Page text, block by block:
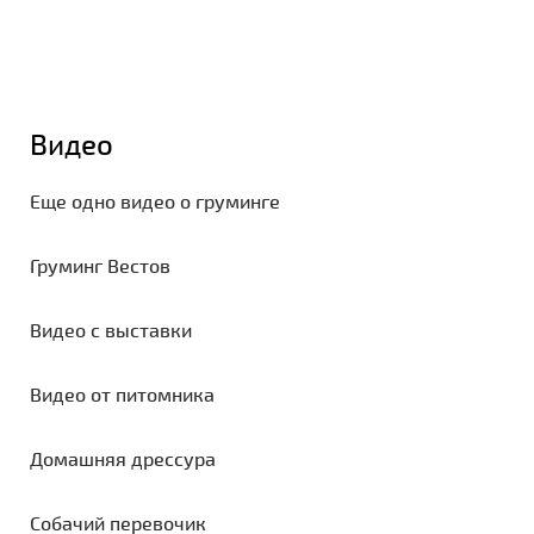
Видео
Еще одно видео о груминге
Груминг Вестов
Видео с выставки
Видео от питомника
Домашняя дрессура
Собачий перевочик